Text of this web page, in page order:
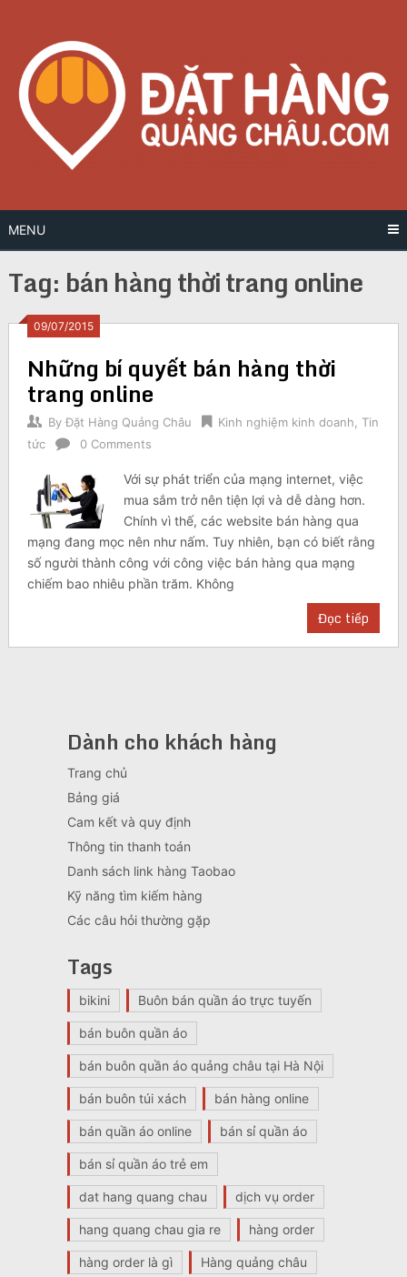
content
MENU
Tag: bán hàng thời trang online
09/07/2015
Những bí quyết bán hàng thời
trang online
By Đặt Hàng Quảng Châu Kinh nghiệm kinh doanh, Tin
tức
0 Comments
Với sự phát triển của mạng internet, việc
mua sắm trở nên tiện lợi và dễ dàng hơn.
Chính vì thế, các website bán hàng qua
mạng đang mọc nên như nấm. Tuy nhiên, bạn có biết rằng
số người thành công với công việc bán hàng qua mạng
chiếm bao nhiêu phần trăm. Không
Đọc tiếp
Posts
navigation
Dành cho khách hàng
Trang chủ
Bảng giá
Cam kết và quy định
Thông tin thanh toán
Danh sách link hàng Taobao
Kỹ năng tìm kiếm hàng
Các câu hỏi thường gặp
Tags
bikini Buôn bán quần áo trực tuyến
bán buôn quần áo
bán buôn quần áo quảng châu tại Hà Nội
bán buôn túi xách bán hàng online
bán quần áo online bán sỉ quần áo
bán sỉ quần áo trẻ em
dat hang quang chau dịch vụ order
hang quang chau gia re hàng order
hàng order là gì Hàng quảng châu